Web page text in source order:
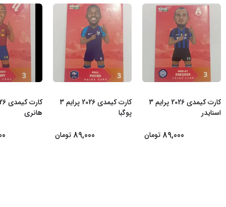
کارت کیمدی 2026 پرایم 3
اسنایدر
89,000 تومان
کارت کیمدی 2026 پرایم 3
پوگبا
89,000 تومان
هانری